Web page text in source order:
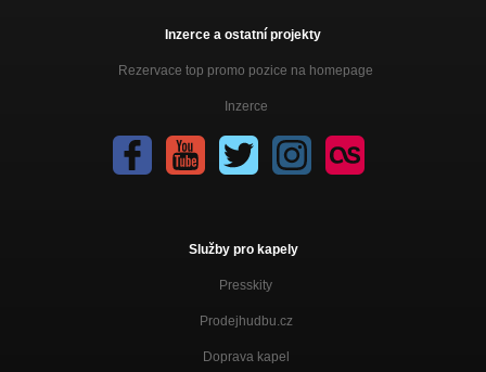
Inzerce a ostatní projekty
Rezervace top promo pozice na homepage
Inzerce
Služby pro kapely
Presskity
Prodejhudbu.cz
Doprava kapel